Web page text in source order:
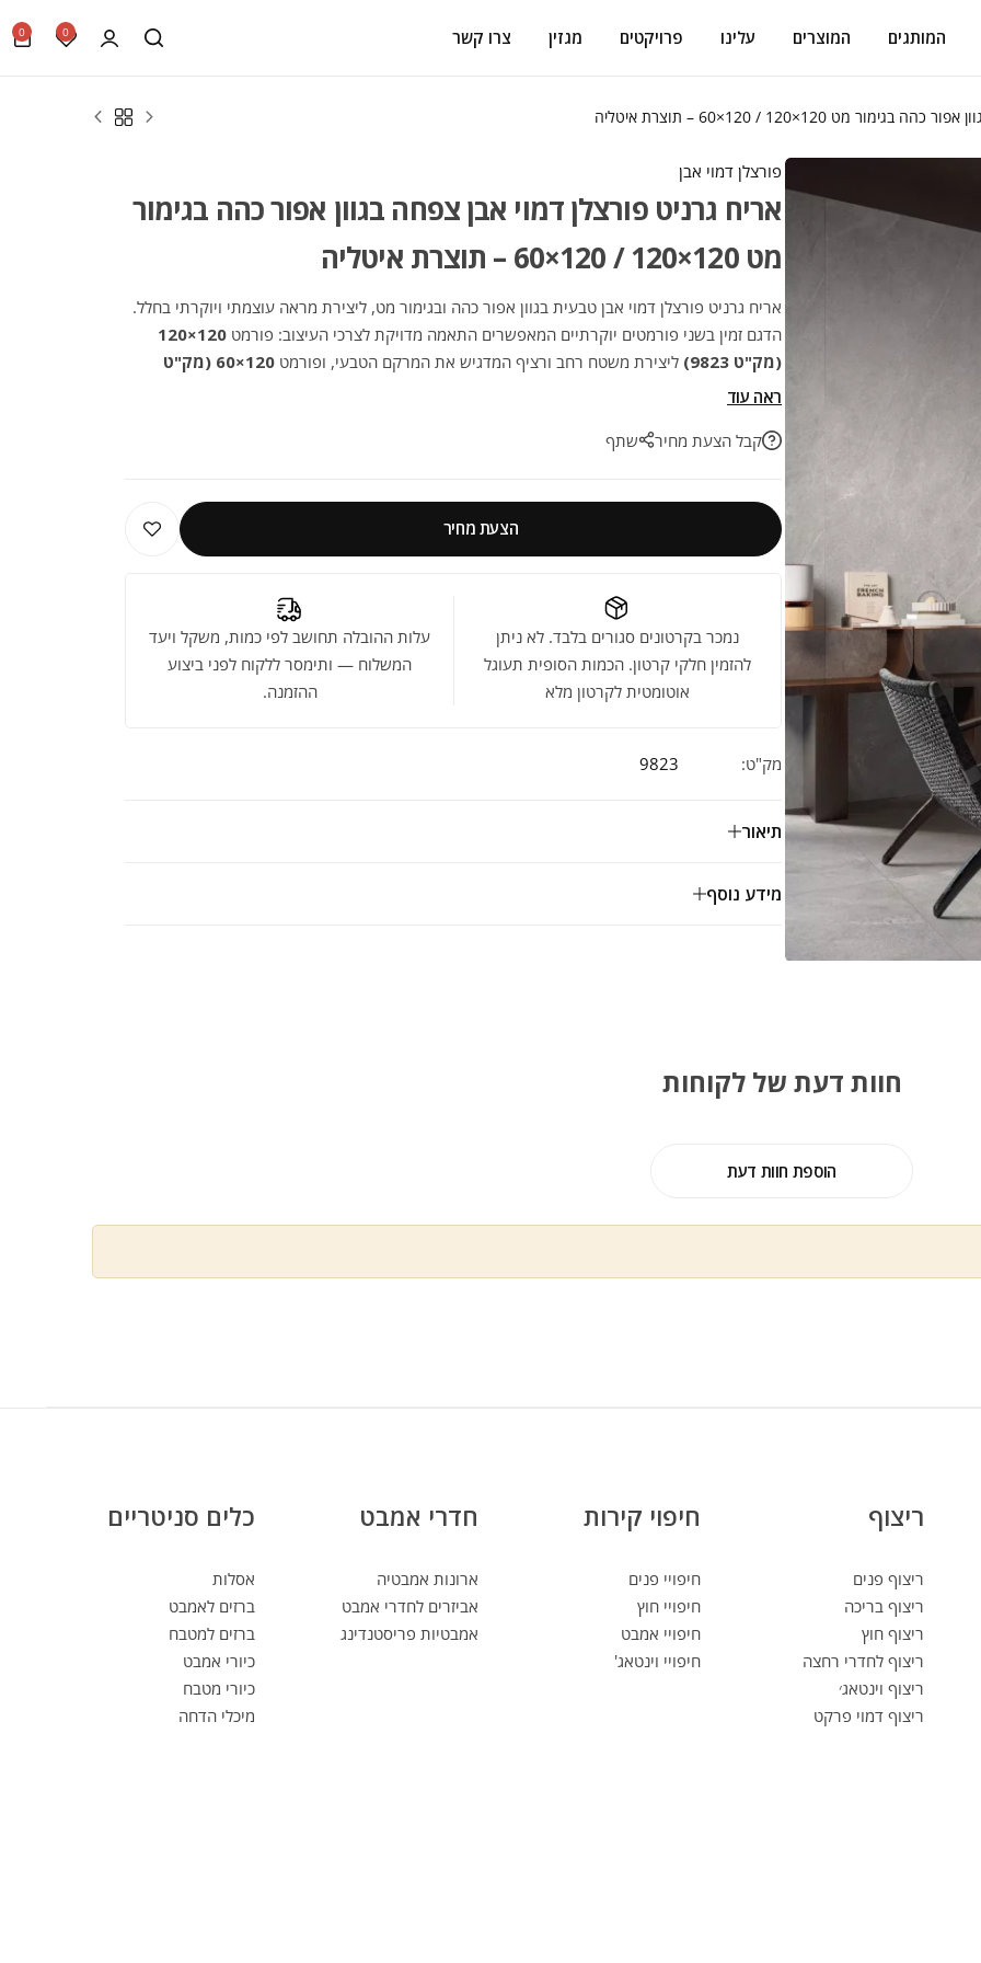
המותגים המוצרים עלינו פרויקטים מגזין צרו קשר 0
0
120×120 / 120×60 – תוצרת איטליה
פורצלן דמוי אבן
אריח גרניט פורצלן דמוי אבן צפחה בגוון אפור כהה בגימור
מט 120×120 / 120×60 – תוצרת איטליה
אריח גרניט פורצלן דמוי אבן טבעית בגוון אפור כהה ובגימור מט, ליצירת מראה עוצמתי ויוקרתי בחלל.
הדגם זמין בשני פורמטים יוקרתיים המאפשרים התאמה מדויקת לצרכי העיצוב: פורמט
120×120
(מק"ט 9823)
ליצירת משטח רחב ורציף המדגיש את המרקם הטבעי, ופורמט
120×60 (מק"ט
9842)
ראה עוד
קבל הצעת מחיר
שתף
הצעת מחיר
נמכר בקרטונים סגורים בלבד. לא ניתן
להזמין חלקי קרטון. הכמות הסופית תעוגל
אוטומטית לקרטון מלא
עלות ההובלה תחושב לפי כמות, משקל ויעד
המשלוח — ותימסר ללקוח לפני ביצוע
ההזמנה.
מק"ט: 9823
תיאור
מידע נוסף
חוות דעת של לקוחות
הוספת חוות דעת
ריצוף
ריצוף פנים
ריצוף בריכה
ריצוף חוץ
ריצוף לחדרי רחצה
ריצוף וינטאג׳
ריצוף דמוי פרקט
חיפוי קירות
חיפויי פנים
חיפויי חוץ
חיפויי אמבט
חיפויי וינטאג'
חדרי אמבט
ארונות אמבטיה
אביזרים לחדרי אמבט
אמבטיות פריסטנדינג
כלים סניטריים
אסלות
ברזים לאמבט
ברזים למטבח
כיורי אמבט
כיורי מטבח
מיכלי הדחה